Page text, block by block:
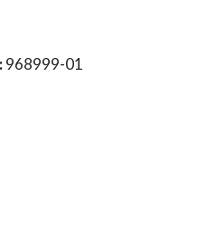
968999-01